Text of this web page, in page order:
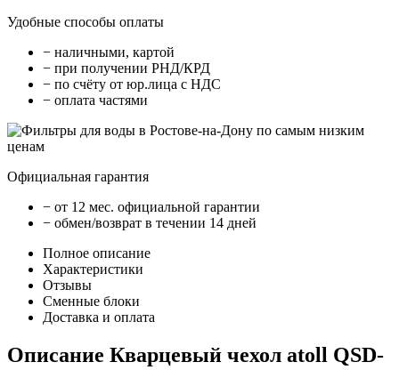
Удобные способы оплаты
− наличными, картой
− при получении РНД/КРД
− по счёту от юр.лица с НДС
− оплата частями
Официальная гарантия
− от 12 мес. официальной гарантии
− обмен/возврат в течении 14 дней
Полное описание
Характеристики
Отзывы
Сменные блоки
Доставка и оплата
Описание Кварцевый чехол atoll QSD-